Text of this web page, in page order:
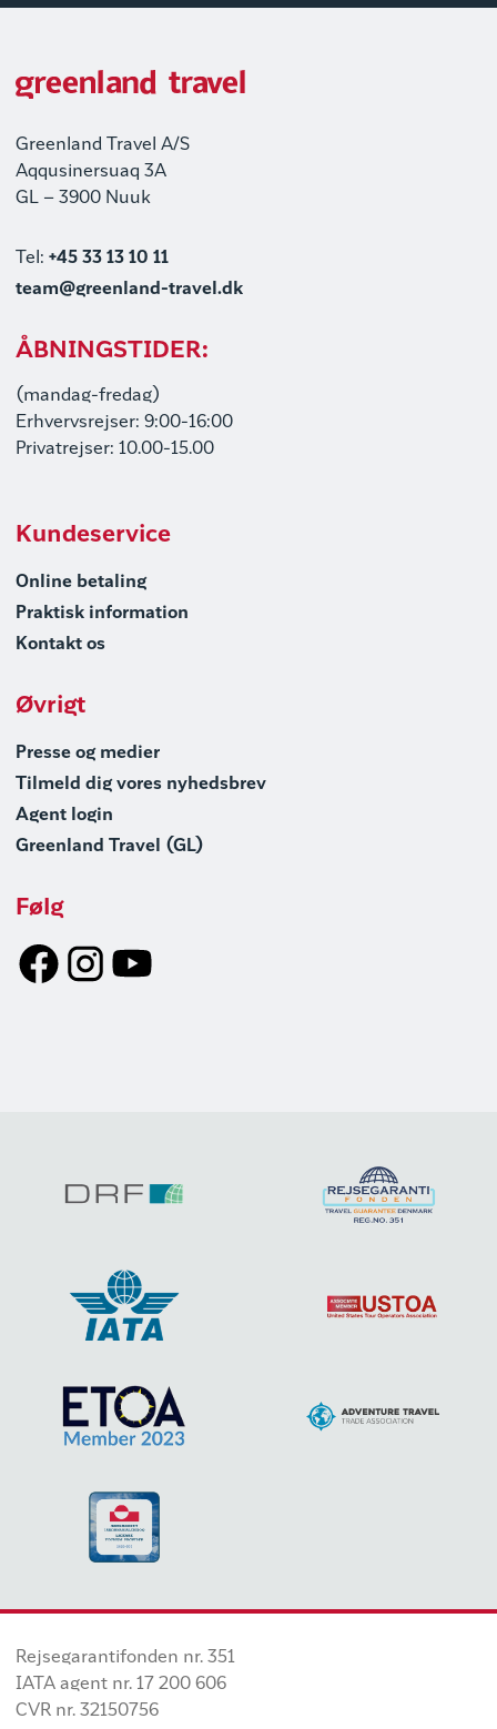
Greenland Travel A/S
Aqqusinersuaq 3A
GL – 3900 Nuuk
Tel: +45 33 13 10 11
team@greenland-travel.dk
ÅBNINGSTIDER:
(mandag-fredag)
Erhvervsrejser: 9:00-16:00
Privatrejser: 10.00-15.00
Kundeservice
Online betaling
Praktisk information
Kontakt os
Øvrigt
Presse og medier
Tilmeld dig vores nyhedsbrev
Agent login
Greenland Travel (GL)
Følg
Rejsegarantifonden nr. 351
IATA agent nr. 17 200 606
CVR nr. 32150756